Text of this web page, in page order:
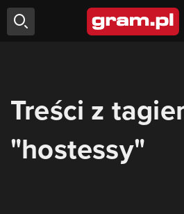
Treści z
"hostessy"